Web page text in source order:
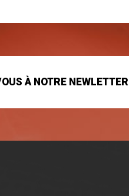
À NOTRE NEWLETTER